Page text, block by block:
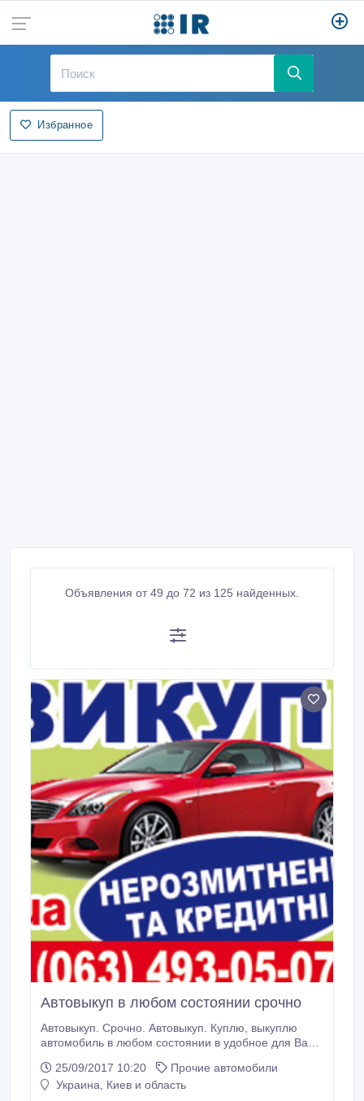
Избранное
Объявления от 49 до 72 из 125 найденных.
Автовыкуп в любом состоянии срочно
Автовыкуп. Срочно. Автовыкуп. Куплю, выкуплю
автомобиль в любом состоянии в удобное для Вас
Автовыкуп нерастаможенных и битых авто.
Переоформление кредитных авто. avto-
25/09/2017 10:20
Прочие автомобили
Украина, Киев и область